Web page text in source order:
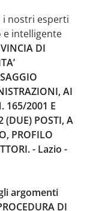
i nostri esperti
intelligente
DI
AI
165/2001 E
(DUE) POSTI, A
PROFILO
- Lazio -
argomenti
DI